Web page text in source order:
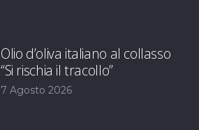
Olio d’oliva italiano al collasso
“Si rischia il tracollo”
7 Agosto 2026